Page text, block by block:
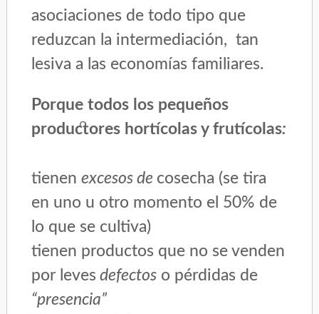
asociaciones de todo tipo que
reduzcan la intermediación, tan
lesiva a las economías familiares.
Porque todos los pequeños
productores hortícolas y frutícolas:
tienenexcesos de cosecha (se tira
en uno u otro momento el 50% de
lo que se cultiva)
tienen productos que no se venden
por leves defectos o pérdidas de
“presencia”